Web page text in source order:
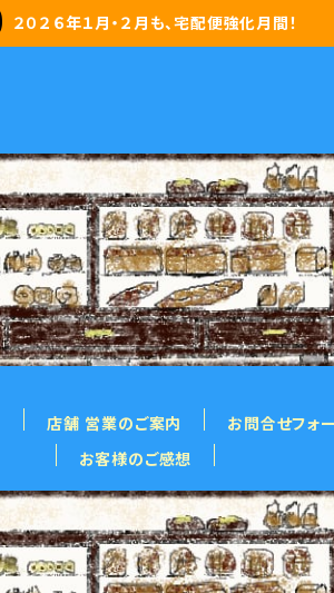
２０２６年１月・２月も、宅配便強化月間！
店舗 営業のご案内 お問合せフォ
お客様のご感想